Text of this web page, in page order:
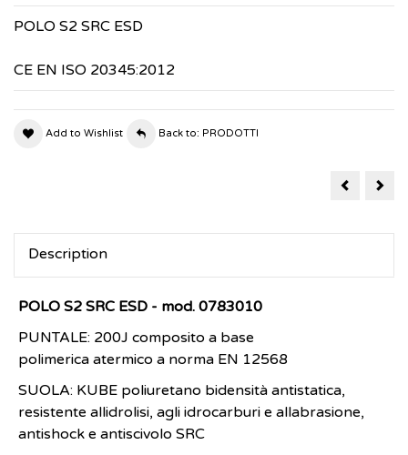
POLO S2 SRC ESD
CE EN ISO 20345:2012
Add to Wishlist Back to: PRODOTTI
BERMUDA
Description
POLO S2 SRC ESD - mod. 0783010
PUNTALE: 200J composito a base
polimerica atermico a norma EN 12568
SUOLA: KUBE poliuretano bidensità antistatica,
resistente allidrolisi, agli idrocarburi e allabrasione,
antishock e antiscivolo SRC